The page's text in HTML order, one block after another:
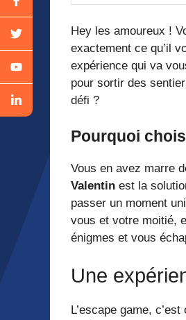
Hey les amoureux !
exactement ce qu’il
expérience qui va
pour sortir des
défi ?
Pourquoi
Vous en avez marre
Valentin est la
passer un moment
vous et votre moitié,
énigmes et vous
Une
L’escape game,